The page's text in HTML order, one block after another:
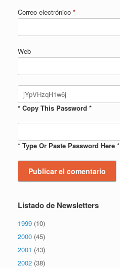
Correo electrónico *
Web
* Copy This Password *
* Type Or Paste Password Here *
Listado de Newsletters
1999 (10)
2000 (45)
2001 (43)
2002 (38)